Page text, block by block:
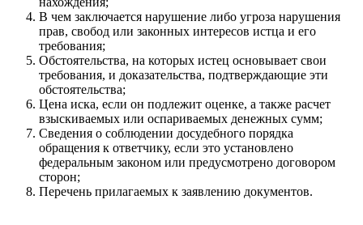
В чем заключается нарушение либо угроза нарушения
прав, свобод или законных интересов истца и его
требования;
Обстоятельства, на которых истец основывает свои
требования, и доказательства, подтверждающие эти
обстоятельства;
Цена иска, если он подлежит оценке, а также расчет
взыскиваемых или оспариваемых денежных сумм;
Сведения о соблюдении досудебного порядка
обращения к ответчику, если это установлено
федеральным законом или предусмотрено договором
сторон;
Перечень прилагаемых к заявлению документов.